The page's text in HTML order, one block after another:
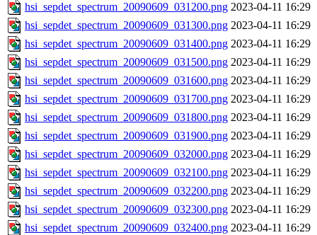
hsi_sepdet_spectrum_20090609_031200.png 2023-04-11 16:29
hsi_sepdet_spectrum_20090609_031300.png 2023-04-11 16:29
hsi_sepdet_spectrum_20090609_031400.png 2023-04-11 16:29
hsi_sepdet_spectrum_20090609_031500.png 2023-04-11 16:29
hsi_sepdet_spectrum_20090609_031600.png 2023-04-11 16:29
hsi_sepdet_spectrum_20090609_031700.png 2023-04-11 16:29
hsi_sepdet_spectrum_20090609_031800.png 2023-04-11 16:29
hsi_sepdet_spectrum_20090609_031900.png 2023-04-11 16:29
hsi_sepdet_spectrum_20090609_032000.png 2023-04-11 16:29
hsi_sepdet_spectrum_20090609_032100.png 2023-04-11 16:29
hsi_sepdet_spectrum_20090609_032200.png 2023-04-11 16:29
hsi_sepdet_spectrum_20090609_032300.png 2023-04-11 16:29
hsi_sepdet_spectrum_20090609_032400.png 2023-04-11 16:29